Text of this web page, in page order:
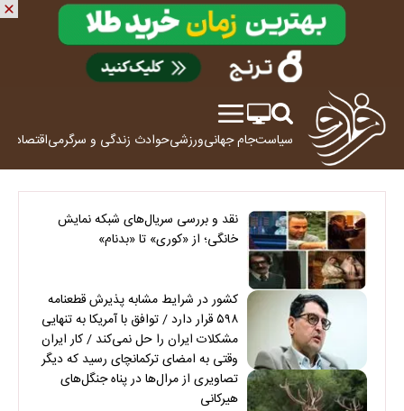
سیاستجام جهانیورزشیحوادث زندگی و سرگرمیاقتصاد
نقد و بررسی سریال‌های شبکه نمایش
خانگی؛ از «کوری» تا «بدنام»
کشور در شرایط مشابه پذیرش قطعنامه
۵۹۸ قرار دارد / توافق با آمریکا به تنهایی
مشکلات ایران را حل نمی‌کند / کار ایران
وقتی به امضای ترکمانچای رسید که دیگر
چاره‌ای نبود
تصاویری از مرال‌ها در پناه جنگل‌های
هیرکانی